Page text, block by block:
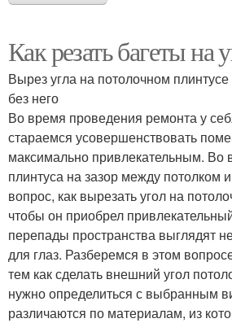
Как резать багеты на
Вырез угла на потолочном
без него
Во время проведения ремонта у
стараемся усовершенствовать
максимально привлекательным. Во
плинтуса на зазор между потолком
вопрос, как вырезать угол на
чтобы он приобрел
перепады пространства выглядят
для глаз. Разберемся в этом
тем как сделать внешний угол
нужно определиться с выбранным
различаются по материалам, из